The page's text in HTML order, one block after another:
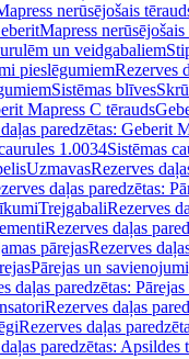
nerūsējošais
nerūsējošais
un veidgabaliem
pieslēgumiemRezerves
Sistēmas blīves
Mapress C tērauds
paredzētas: Geberit
1.0034Sistēmas
UzmavasRezerves
daļas paredzētas:
TrejgabaliRezerves
Rezerves daļas
pārejasRezerves
Pārejas un
daļas paredzētas:
Rezerves daļas
Rezerves daļas
paredzētas: Apsildes